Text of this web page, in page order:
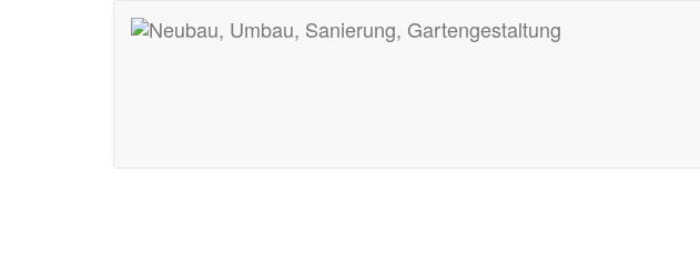
STIEBEL ELTRON GmbH